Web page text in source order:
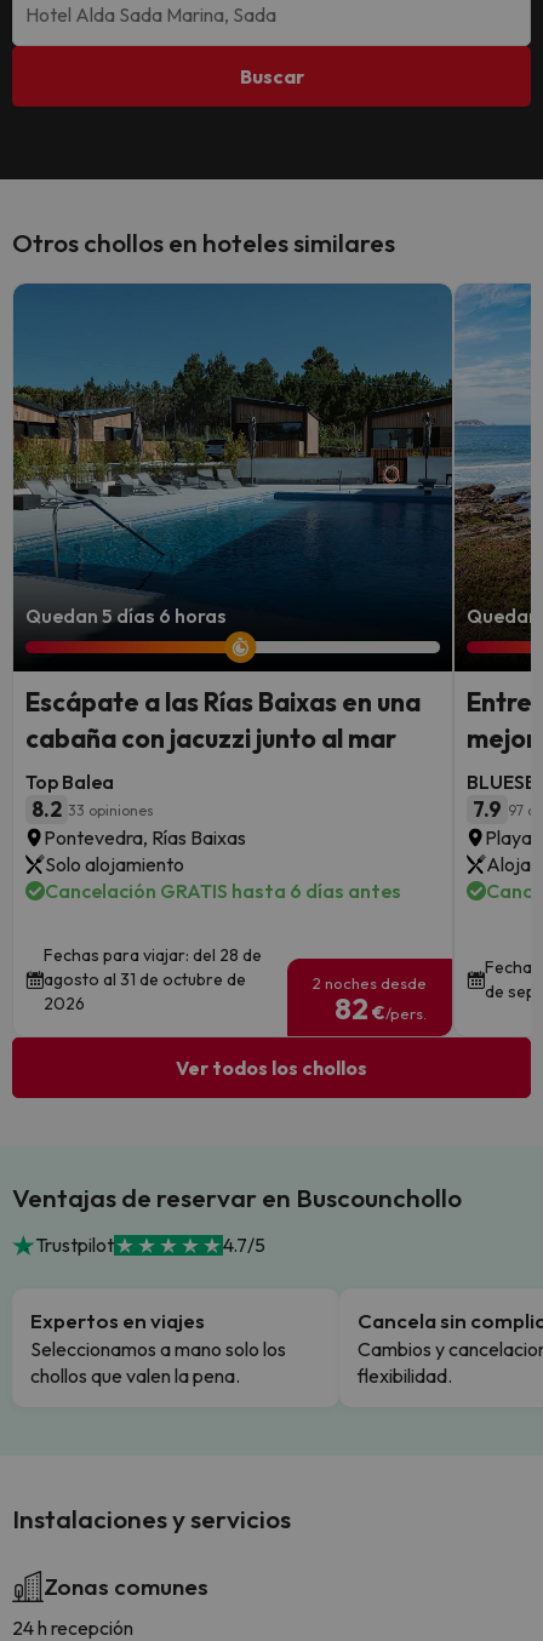
Buscar
Otros chollos en hoteles similares
Quedan 5 días 6 horas
Escápate a las Rías Baixas en una
cabaña con jacuzzi junto al mar
Top Balea
8.2 33 opiniones
Pontevedra, Rías Baixas
Solo alojamiento
Cancelación GRATIS hasta 6 días antes
Fechas para viajar: del 28 de
agosto al 31 de octubre de
2026
2 noches desde
82 €/pers.
Quedan
Entre
7.9 97
Playa
de
Ver todos los chollos
Ventajas de reservar en Buscounchollo
Trustpilot 4.7/5
Expertos en viajes
Seleccionamos a mano solo los
chollos que valen la pena.
Cancela sin
Cambios y
flexibilidad.
Instalaciones y servicios
Zonas comunes
24 h recepción